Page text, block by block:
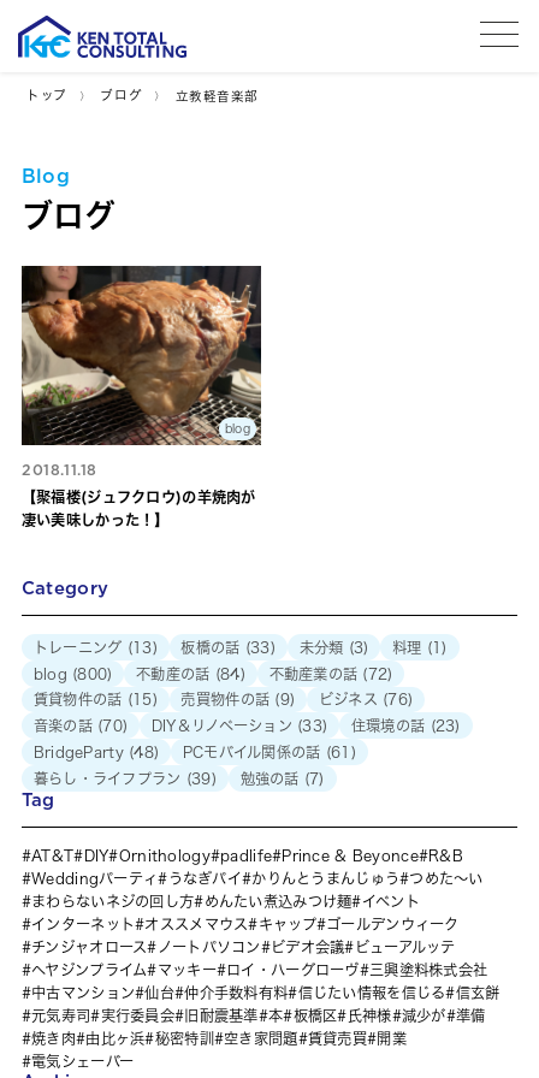
トップ ブログ 立教軽音楽部
Blog
ブログ
blog
2018.11.18
【聚福楼(ジュフクロウ)の羊焼肉が
凄い美味しかった！】
Category
トレーニング (13) 板橋の話 (33) 未分類 (3) 料理 (1)
blog (800) 不動産の話 (84) 不動産業の話 (72)
賃貸物件の話 (15) 売買物件の話 (9) ビジネス (76)
音楽の話(70) DIY＆リノベーション (33) 住環境の話 (23)
BridgeParty(48) PCモバイル関係の話 (61)
暮らし・ライフプラン (39) 勉強の話 (7)
Tag
AT&T DIY Ornithology padlife Prince & Beyonce
R&B
Weddingパーティ
うなぎパイ かりんとうまんじゅう
つめた～い
まわらないネジの回し方
めんたい煮込みつけ麺
イベント
インターネット
オススメマウス キャップ
ゴールデンウィーク
チンジャオロース
ノートパソコン ビデオ会議
ビューアルッテ
ヘヤジンプライム
マッキー ロイ・ハーグローヴ
三興塗料株式会社
中古マンション
仙台 仲介手数料有料 信じたい情報を信じる
信玄餅
元気寿司
実行委員会 旧耐震基準 本 板橋区 氏神様 減少が
準備
焼き肉
由比ヶ浜 秘密特訓 空き家問題 賃貸売買
開業
電気シェーバー